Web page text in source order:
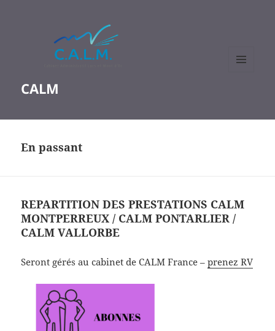
CALM
En passant
REPARTITION DES PRESTATIONS CALM
MONTPERREUX / CALM PONTARLIER /
CALM VALLORBE
Seront gérés au cabinet de CALM France –prenez RV